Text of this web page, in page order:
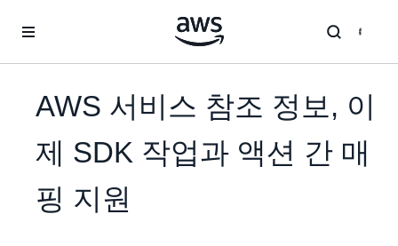
AWS 서비스 참조 정보, 이
제 SDK 작업과 액션 간 매
핑 지원